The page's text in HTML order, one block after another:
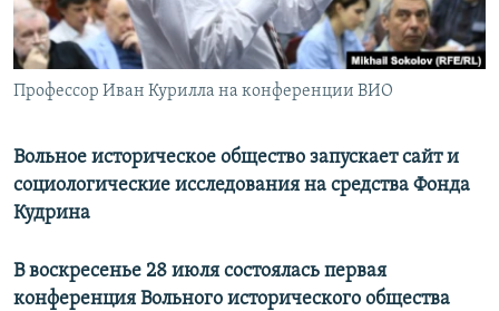
ПОДПИШИТЕСЬ НА РАССЫЛКУ
СОЦИАЛЬНЫЕ СЕТИ
Все сайты РСЕ/РС
Профессор Иван Курилла на конференции ВИО
Вольное историческое общество запускает сайт и
социологические исследования на средства Фонда
Кудрина
В воскресенье 28 июля состоялась первая
конференция Вольного исторического общества